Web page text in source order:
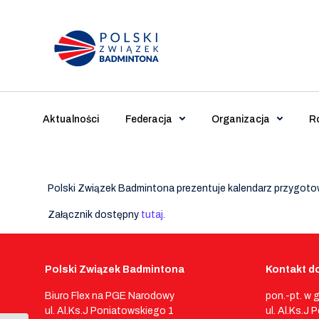
Main Navigation
Aktualności Federacja Organizacja
Polski Związek Badmintona prezentuje kalendarz
Załącznik dostępny tutaj.
Polski Związek Badmintona
Biuro Flex na PGE Narodowy
ul. Al.Ks.J Poniatowskiego 1
Kontakt
pon.-pt. w
ul. Al.Ks.J